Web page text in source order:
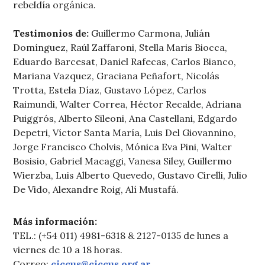
rebeldía orgánica.
Testimonios de: Guillermo Carmona, Julián
Domínguez, Raúl Zaffaroni, Stella Maris Biocca,
Eduardo Barcesat, Daniel Rafecas, Carlos Bianco,
Mariana Vazquez, Graciana Peñafort, Nicolás
Trotta, Estela Díaz, Gustavo López, Carlos
Raimundi, Walter Correa, Héctor Recalde, Adriana
Puiggrós, Alberto Sileoni, Ana Castellani, Edgardo
Depetri, Víctor Santa María, Luis Del Giovannino,
Jorge Francisco Cholvis, Mónica Eva Pini, Walter
Bosisio, Gabriel Macaggi, Vanesa Siley, Guillermo
Wierzba, Luis Alberto Quevedo, Gustavo Cirelli, Julio
De Vido, Alexandre Roig, Alí Mustafá.
Más información:
TEL.: (+54 011) 4981-6318 & 2127-0135 de lunes a
viernes de 10 a 18 horas.